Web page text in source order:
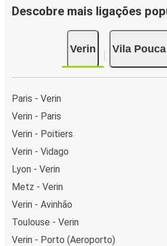
Descobre mais ligações
Verin Vila
Paris - Verin
Verin - Paris
Verin - Poitiers
Verin - Vidago
Lyon - Verin
Metz - Verin
Verin - Avinhão
Toulouse - Verin
Verin - Porto (Aeroporto)